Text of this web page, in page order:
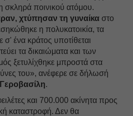
ποινικού ατόμου.
χτύπησαν τη γυναίκα στο
η πολυκατοικία, τα
ένα κράτος υποτίθεται
τα δικαιώματα και των
ξετυλίχθηκε μπροστά στα
του», ανέφερε σε δήλωσή
.
και 700.000 ακίνητα προς
καταστροφή. Δεν θα